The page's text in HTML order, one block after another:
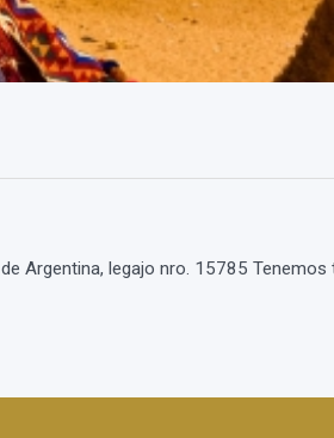
Argentina, legajo nro. 15785